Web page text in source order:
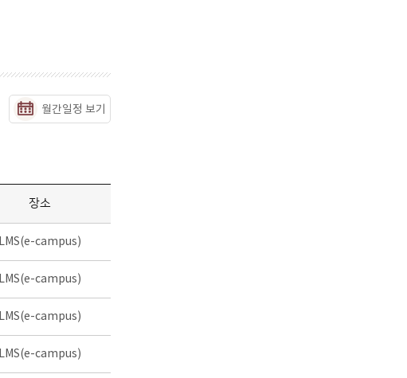
월간일정 보기
장소
LMS(e-campus)
LMS(e-campus)
LMS(e-campus)
LMS(e-campus)